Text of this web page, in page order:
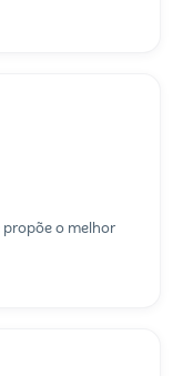
propõe o melhor